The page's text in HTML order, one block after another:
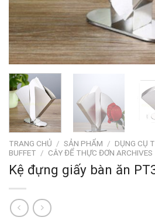
TRANG CHỦ / SẢN PHẨM / DỤNG CỤ
BUFFET / CÂY ĐỂ THỰC ĐƠN ARCHIVES
Kệ đựng giấy bàn ăn